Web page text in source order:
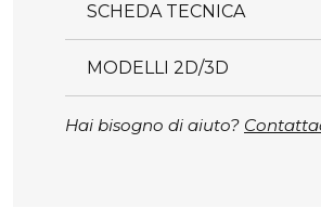
SCHEDA TECNICA
MODELLI 2D/3D
Hai bisogno di aiuto?